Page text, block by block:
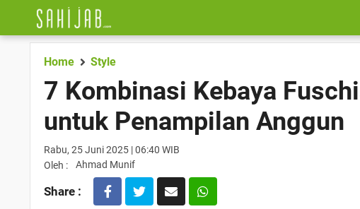
Home Style
7 Kombinasi Kebaya
untuk Penampilan Anggun
Rabu, 25 Juni 2025 | 06:40 WIB
Oleh :
Ahmad Munif
Share :